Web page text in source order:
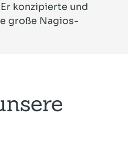
konzipierte und
große Nagios-